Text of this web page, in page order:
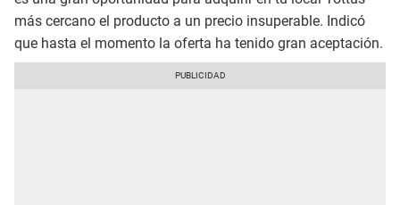
más cercano el producto a un precio insuperable. Indicó
que hasta el momento la oferta ha tenido gran aceptación.